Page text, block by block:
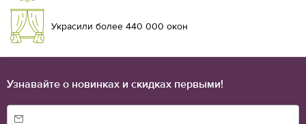
Украсили более 440 000 окон
Узнавайте о новинках и скидках первыми!